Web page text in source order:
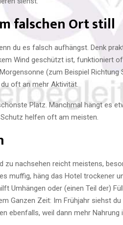
falschen Ort still
du es falsch aufhängst. Denk
Wind geschützt ist, funktioniert
(zum Beispiel
oft an mehr Aktivität.
Platz. Manchmal hängt es
helfen oft am meisten.
zu nachsehen reicht meistens,
muffig, häng das Hotel trockener
Umhängen oder (einen Teil der)
Ganzen Zeit: Im Frühjahr siehst
ebenfalls, weil dann mehr